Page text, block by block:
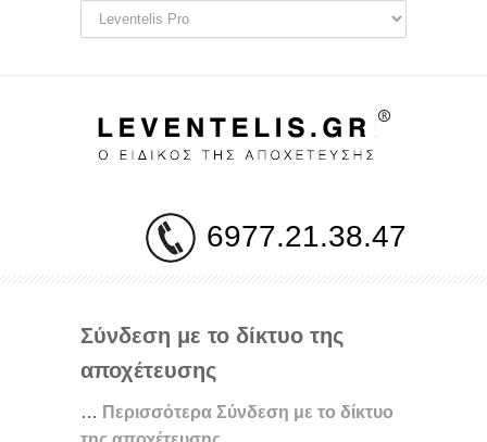
6977.21.38.47
Σύνδεση με το δίκτυο της
αποχέτευσης
… Περισσότερα Σύνδεση με το δίκτυο